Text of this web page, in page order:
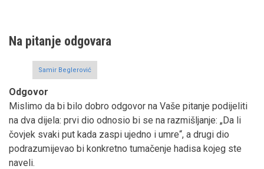
Na pitanje odgovara
Samir Beglerović
Odgovor
Mislimo da bi bilo dobro odgovor na Vaše pitanje podijeliti
na dva dijela: prvi dio odnosio bi se na razmišljanje: „Da li
čovjek svaki put kada zaspi ujedno i umre“, a drugi dio
podrazumijevao bi konkretno tumačenje hadisa kojeg ste
naveli.